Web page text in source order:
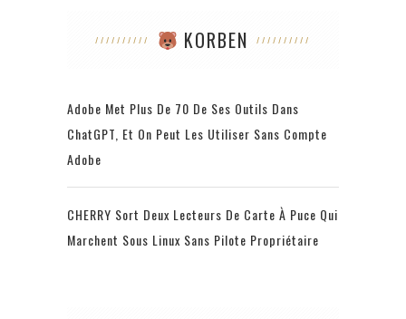
KORBEN
Adobe Met Plus De 70 De Ses Outils Dans
ChatGPT, Et On Peut Les Utiliser Sans Compte
Adobe
CHERRY Sort Deux Lecteurs De Carte À Puce Qui
Marchent Sous Linux Sans Pilote Propriétaire